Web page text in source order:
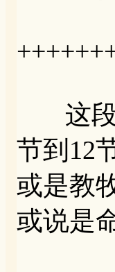
这段
节到12
或是教
或说是